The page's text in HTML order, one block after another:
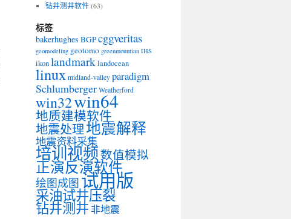
钻井测井软件(63)
标签
bakerhughes BGPcggveritas
geomodeling geotomo greenmountian IHS
ikonlandmarklandocean
linux midland-valley paradigm
Schlumberger Weatherford
win32win64
地质建模软件
地震处理地震解释
地震资料采集
培训视频数值模拟
正演反演软件
绘图成图试用版
采油试井压裂
钻井测井非地震